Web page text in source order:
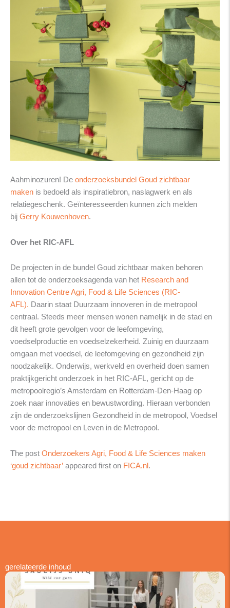
Aahminozuren! De onderzoeksbundel Goud zichtbaar
maken is bedoeld als inspiratiebron, naslagwerk en als
relatiegeschenk. Geïnteresseerden kunnen zich melden
bij Gerry Kouwenhoven.
Over het RIC-AFL
De projecten in de bundel Goud zichtbaar maken behoren
allen tot de onderzoeksagenda van het Research and
Innovation Centre Agri, Food & Life Sciences (RIC-
AFL). Daarin staat Duurzaam innoveren in de metropool
centraal. Steeds meer mensen wonen namelijk in de stad en
dit heeft grote gevolgen voor de leefomgeving,
voedselproductie en voedselzekerheid. Zuinig en duurzaam
omgaan met voedsel, de leefomgeving en gezondheid zijn
noodzakelijk. Onderwijs, werkveld en overheid doen samen
praktijkgericht onderzoek in het RIC-AFL, gericht op de
metropoolregio’s Amsterdam en Rotterdam-Den-Haag op
zoek naar innovaties en bewustwording. Hieraan verbonden
zijn de onderzoekslijnen Gezondheid in de metropool, Voedsel
voor de metropool en Leven in de Metropool.
The post Onderzoekers Agri, Food & Life Sciences maken
‘goud zichtbaar’ appeared first on FICA.nl .
gerelateerde inhoud